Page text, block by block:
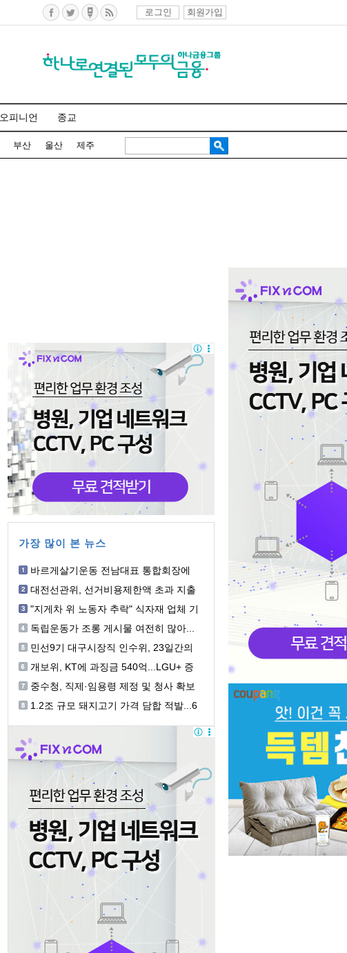
로그인 회원가입
오피니언 종교
부산 울산 제주
가장 많이 본 뉴스
바르게살기운동 전남대표 통합회장에
대전선관위, 선거비용제한액 초과 지출
"지게차 위 노동자 추락" 식자재 업체 기
독립운동가 조롱 게시물 여전히 많아...
민선9기 대구시장직 인수위, 23일간의
개보위, KT에 과징금 540억...LGU+ 증
중수청, 직제·임용령 제정 및 청사 확보
1.2조 규모 돼지고기 가격 담합 적발...6